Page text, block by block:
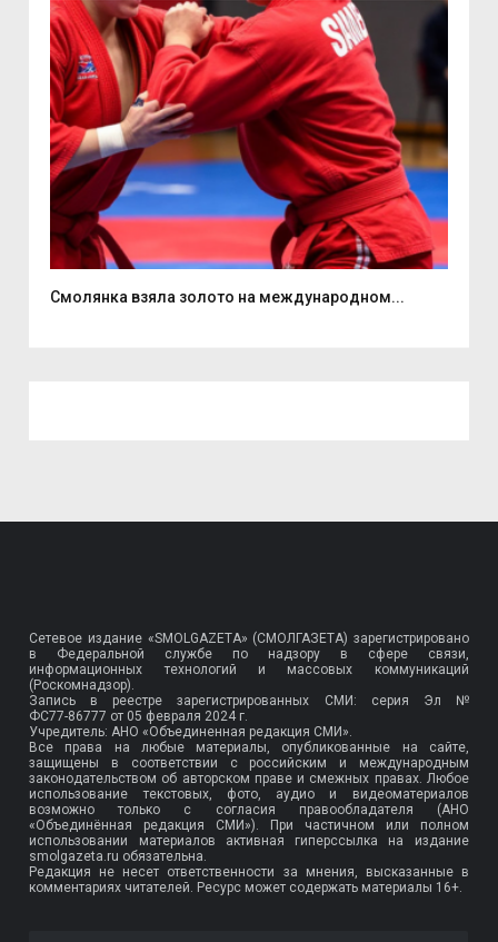
Смолянка взяла золото на международном...
Сетевое издание «SMOLGAZETA» (СМОЛГАЗЕТА) зарегистрировано
в Федеральной службе по надзору в сфере связи,
информационных технологий и массовых коммуникаций
(Роскомнадзор).
Запись в реестре зарегистрированных СМИ: серия Эл №
ФС77-86777 от 05 февраля 2024 г.
Учредитель: АНО «Объединенная редакция СМИ».
Все права на любые материалы, опубликованные на сайте,
защищены в соответствии с российским и международным
законодательством об авторском праве и смежных правах. Любое
использование текстовых, фото, аудио и видеоматериалов
возможно только с согласия правообладателя (АНО
«Объединённая редакция СМИ»). При частичном или полном
использовании материалов активная гиперссылка на издание
smolgazeta.ru обязательна.
Редакция не несет ответственности за мнения, высказанные в
комментариях читателей. Ресурс может содержать материалы 16+.